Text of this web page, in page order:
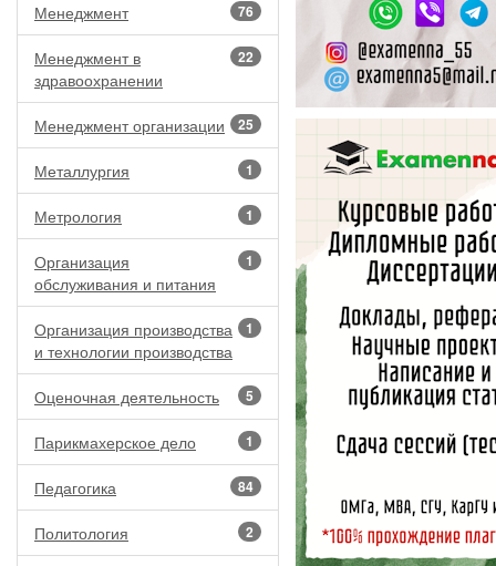
76
Менеджмент
22
Менеджмент в
здравоохранении
25
Менеджмент организации
1
Металлургия
1
Метрология
1
Организация
обслуживания и питания
1
Организация производства
и технологии производства
5
Оценочная деятельность
1
Парикмахерское дело
84
Педагогика
2
Политология